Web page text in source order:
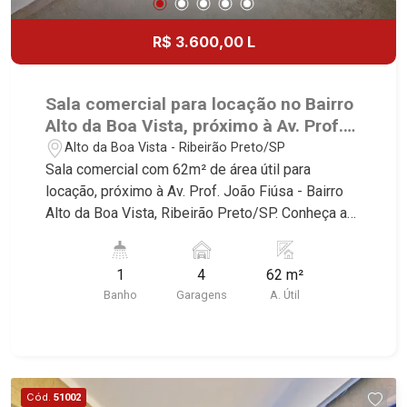
Paulista, Vila Seixas, Jardim Paulista, Jardim
Paulistano, Lagoinha, Ribeirânia, Nova Ribeirânia,
Jardim Macedo, Jardim São Luiz, Centro, Jardim
Jardim Ana Maria, San Marco, Vila Romana,
Bosque dos Juritis, Jardim dos Guaporés e Bella
Città Residencial e Industrial. Avenida João Fiúsa,
1051 - Alto da Boa Vista | Ribeirão Preto
R$ 3.600,00 L
Sala comercial para locação no Bairro
Alto da Boa Vista, próximo à Av. Prof.
João Fiúsa - Ribeirão Preto/SP.
Alto da Boa Vista - Ribeirão Preto/SP
Sala comercial com 62m² de área útil para
locação, próximo à Av. Prof. João Fiúsa - Bairro
Alto da Boa Vista, Ribeirão Preto/SP. Conheça as
Imobiliária selecionou para você: - 62m² de área
útil - Copa - 1 W.C. Martinelli Imobiliária -
excelência absoluta no mercado imobiliário de
nos bairros mais desejados da Zona Sul,
1
Banho
4
Garagens
62 m²
A. Útil
Cód. 51002